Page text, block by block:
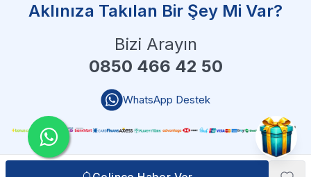
Aklınıza Takılan Bir Şey Mi Var?
Bizi Arayın
0850 466 42 50
WhatsApp Destek